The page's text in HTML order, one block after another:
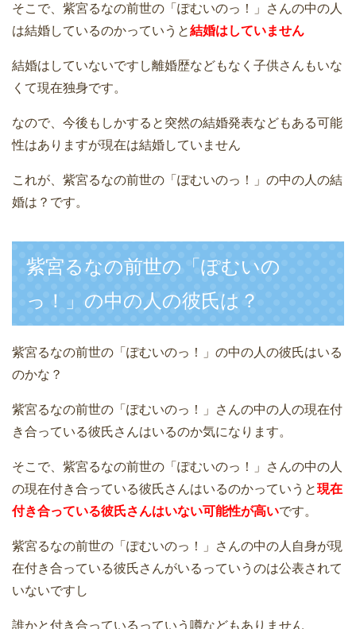
そこで、紫宮るなの前世の「ぽむいのっ！」さんの中の人
は結婚しているのかっていうと結婚はしていません
結婚はしていないですし離婚歴などもなく子供さんもいな
くて現在独身です。
なので、今後もしかすると突然の結婚発表などもある可能
性はありますが現在は結婚していません
これが、紫宮るなの前世の「ぽむいのっ！」の中の人の結
婚は？です。
紫宮るなの前世の「ぽむいの
っ！」の中の人の彼氏は？
紫宮るなの前世の「ぽむいのっ！」の中の人の彼氏はいる
のかな？
紫宮るなの前世の「ぽむいのっ！」さんの中の人の現在付
き合っている彼氏さんはいるのか気になります。
そこで、紫宮るなの前世の「ぽむいのっ！」さんの中の人
の現在付き合っている彼氏さんはいるのかっていうと現在
付き合っている彼氏さんはいない可能性が高いです。
紫宮るなの前世の「ぽむいのっ！」さんの中の人自身が現
在付き合っている彼氏さんがいるっていうのは公表されて
いないですし
誰かと付き合っているっていう噂などもありません